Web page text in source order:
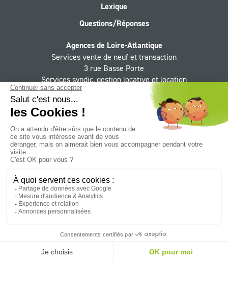
Lexique
Questions/Réponses
Agences de Loire-Atlantique
Services vente de neuf et transaction
3 rue Basse Porte
Services syndic, gestion locative et location
111 avenue Foch 76 600 Le Havre
le vendredi 9h - 12h30, 13h30 - 17h
Suivez le Groupe CIF sur :
Instagram